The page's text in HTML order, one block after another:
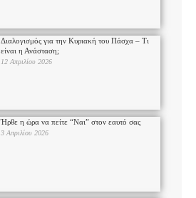
Διαλογισμός για την Κυριακή του Πάσχα – Τι
είναι η Ανάσταση;
12 Απριλίου 2026
Ήρθε η ώρα να πείτε “Ναι” στον εαυτό σας
3 Απριλίου 2026